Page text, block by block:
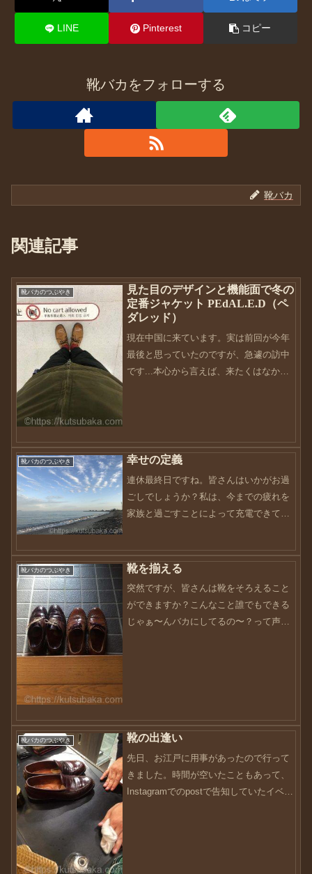
LINE Pinterest コピー
靴バカをフォローする
靴バカ
関連記事
靴バカのつぶやき
見た目のデザインと機能面で冬の
定番ジャケット PEdAL.E.D（ペ
ダレッド）
現在中国に来ています。実は前回が今年
最後と思っていたのですが、急遽の訪中
です...本心から言えば、来たくはなかっ
靴バカのつぶやき 幸せの定義
連休最終日ですね。皆さんはいかがお過
ごしでしょうか？私は、今までの疲れを
家族と過ごすことによって充電できてい
連休は何処かに行っていました。主に旅
靴バカのつぶやき 靴を揃える
突然ですが、皆さんは靴をそろえること
ができますか？こんなこと誰でもできる
じゃぁ〜んバカにしてるの〜？って声が
靴バカのつぶやき 靴の出逢い
先日、お江戸に用事があったので行って
きました。時間が空いたこともあって、
Instagramでのpostで告知していたイベン